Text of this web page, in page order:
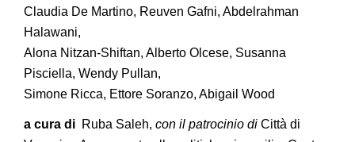
Claudia De Martino, Reuven Gafni, Abdelrahman
Halawani,
Alona Nitzan-Shiftan, Alberto Olcese, Susanna
Pisciella, Wendy Pullan,
Simone Ricca, Ettore Soranzo, Abigail Wood
a cura di Ruba Saleh, con il patrocinio di Città di